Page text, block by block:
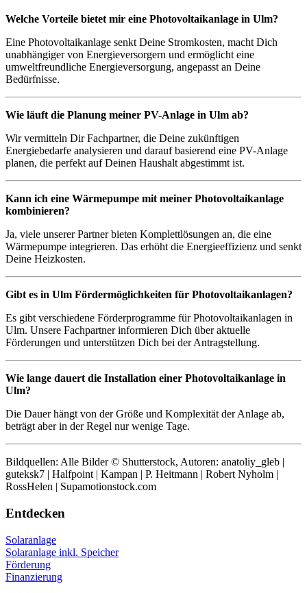
Welche Vorteile bietet mir eine Photovoltaikanlage in Ulm?
Eine Photovoltaikanlage senkt Deine Stromkosten, macht Dich
unabhängiger von Energieversorgern und ermöglicht eine
umweltfreundliche Energieversorgung, angepasst an Deine
Bedürfnisse.
Wie läuft die Planung meiner PV-Anlage in Ulm ab?
Wir vermitteln Dir Fachpartner, die Deine zukünftigen
Energiebedarfe analysieren und darauf basierend eine PV-Anlage
planen, die perfekt auf Deinen Haushalt abgestimmt ist.
Kann ich eine Wärmepumpe mit meiner Photovoltaikanlage
kombinieren?
Ja, viele unserer Partner bieten Komplettlösungen an, die eine
Wärmepumpe integrieren. Das erhöht die Energieeffizienz und senkt
Deine Heizkosten.
Gibt es in Ulm Fördermöglichkeiten für Photovoltaikanlagen?
Es gibt verschiedene Förderprogramme für Photovoltaikanlagen in
Ulm. Unsere Fachpartner informieren Dich über aktuelle
Förderungen und unterstützen Dich bei der Antragstellung.
Wie lange dauert die Installation einer Photovoltaikanlage in
Ulm?
Die Dauer hängt von der Größe und Komplexität der Anlage ab,
beträgt aber in der Regel nur wenige Tage.
Bildquellen: Alle Bilder © Shutterstock, Autoren: anatoliy_gleb |
guteksk7 | Halfpoint | Kampan | P. Heitmann | Robert Nyholm |
RossHelen | Supamotionstock.com
Entdecken
Solaranlage
Solaranlage inkl. Speicher
Förderung
Finanzierung